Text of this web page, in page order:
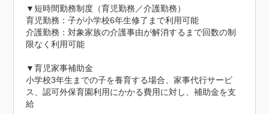
▼短時間勤務制度（育児勤務／介護勤務）
育児勤務：子が小学校6年生修了まで利用可能
介護勤務：対象家族の介護事由が解消するまで回数の制
限なく利用可能
▼育児家事補助金
小学校3年生までの子を養育する場合、家事代行サービ
ス、認可外保育園利用にかかる費用に対し、補助金を支
給